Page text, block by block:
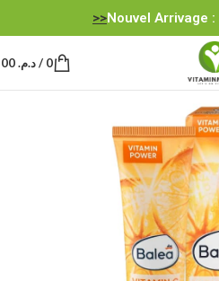
Nouvel Arrivage :
0
/د.م.